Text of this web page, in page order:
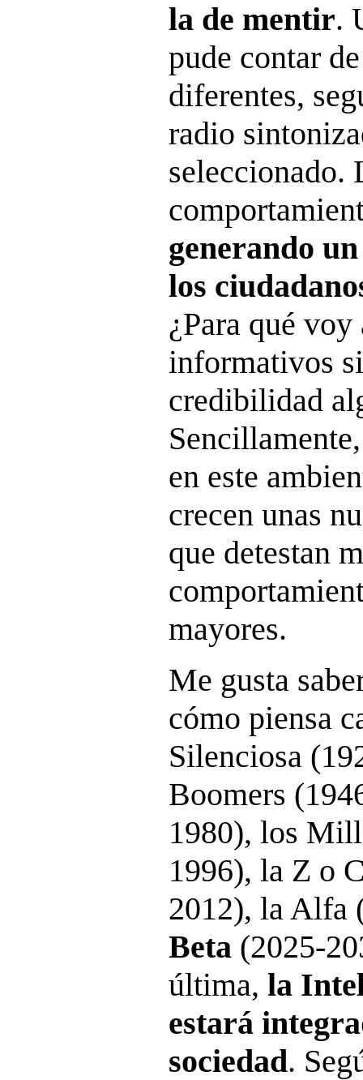
la de mentir.
pude contar
diferentes,
radio
seleccionado.
generando
los
¿Para qué
informativos
credibilidad
en este
crecen unas
que detestan
mayores.
Me gusta
cómo piensa
Silenciosa
Boomers
1980), los
1996), la Z o
2012), la Alfa
Beta (2025-
última, la
estará
sociedad.